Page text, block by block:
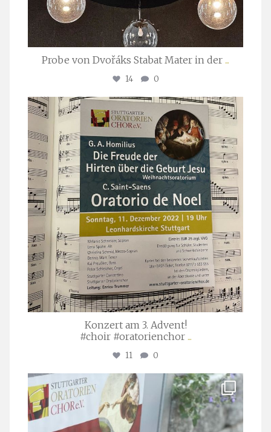
Probe von Dvořáks Stabat Mater in der ...
14 0
stuttgarter_oratorienchor
Nov. 29
Konzert am 3. Advent!
#choir #oratorienchor ...
11 0
stuttgarter_oratorienchor
Juli 23